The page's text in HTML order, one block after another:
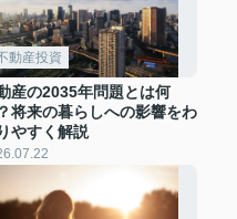
動産投資
産の2035年問題とは何
将来の暮らしへの影響をわ
やすく解説